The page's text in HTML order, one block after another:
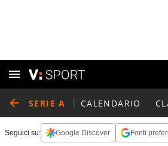
SERIE A CALENDARIO
Seguici su: Google Discover Fonti